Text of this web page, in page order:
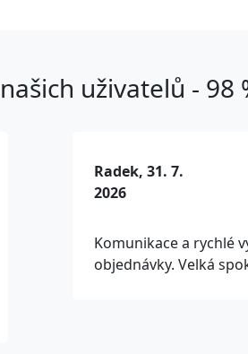
uživatelů -
Radek, 31. 7.
2026
Komunikace a rychlé
objednávky. Velká